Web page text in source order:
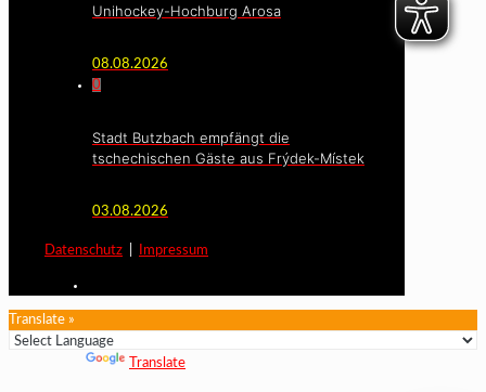
Unihockey-Hochburg Arosa
08.08.2026
0
Stadt Butzbach empfängt die
tschechischen Gäste aus Frýdek-Místek
03.08.2026
Datenschutz Impressum
Translate »
Translate